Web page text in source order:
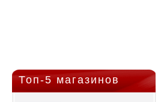
Топ-5 магазинов